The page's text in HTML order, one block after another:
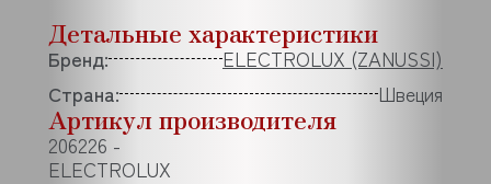
Детальные характеристики
Бренд:
ELECTROLUX (ZANUSSI)
Страна:
Швеция
Артикул производителя
206226 -
ELECTROLUX